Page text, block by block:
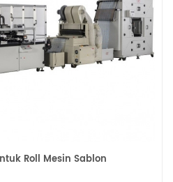
Roll Mesin Sablon